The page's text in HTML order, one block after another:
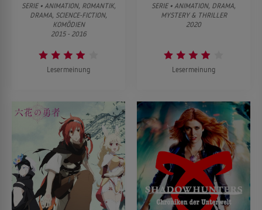
SERIE • ANIMATION, ROMANTIK,
DRAMA, SCIENCE-FICTION,
KOMÖDIEN
2015 - 2016
Lesermeinung
SERIE • ANIMATION, DRAMA,
MYSTERY & THRILLER
2020
Lesermeinung